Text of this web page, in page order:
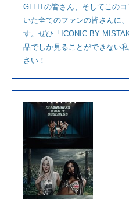
GLLITの皆さん、そしてこの
いた全てのファンの皆さんに
す。ぜひ「ICONIC BY
品でしか見ることができない
さい！